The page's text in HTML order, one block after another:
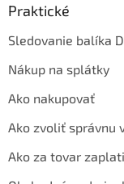
Praktické
Sledovanie balíka
Nákup na splátky
Ako nakupovať
Ako zvoliť správnu
Ako za tovar